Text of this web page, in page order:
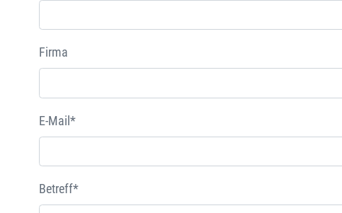
Firma
E-Mail*
Betreff*